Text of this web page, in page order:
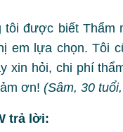
tôi được biết Thẩm
em lựa chọn. Tôi
xin hỏi, chi phí
ơn! (Sâm, 30
trả lời: